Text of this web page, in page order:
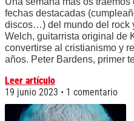
fechas destacadas
discos…) del mundo del rock
Welch, guitarrista original de
convertirse al cristianismo y
años. Peter Bardens, primer
Leer artículo
19 junio 2023
1 comentario